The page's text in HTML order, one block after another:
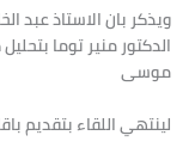
ويذكر بان الاستاذ عبد
الدكتور منير توما
موسى
لينتهي اللقاء بتقديم